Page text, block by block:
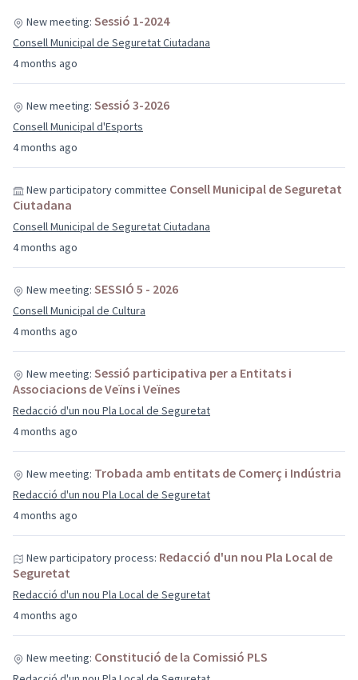
4 months ago
New meeting: Sessió 1-2024
Consell Municipal de Seguretat Ciutadana
4 months ago
New meeting: Sessió 3-2026
Consell Municipal d'Esports
4 months ago
New participatory committee Consell Municipal de Seguretat
Ciutadana
Consell Municipal de Seguretat Ciutadana
4 months ago
New meeting: SESSIÓ 5 - 2026
Consell Municipal de Cultura
4 months ago
New meeting: Sessió participativa per a Entitats i
Associacions de Veïns i Veïnes
Redacció d'un nou Pla Local de Seguretat
4 months ago
New meeting: Trobada amb entitats de Comerç i Indústria
Redacció d'un nou Pla Local de Seguretat
4 months ago
New participatory process: Redacció d'un nou Pla Local de
Seguretat
Redacció d'un nou Pla Local de Seguretat
New meeting: Constitució de la Comissió PLS